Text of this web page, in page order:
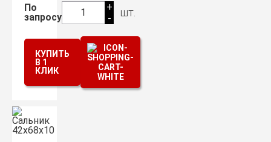
По
запросу
1
+
-
шт.
КУПИТЬ
В 1
КЛИК